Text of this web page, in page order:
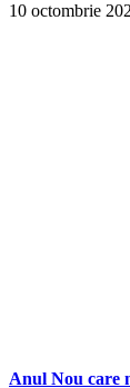
10 octombrie
Anul Nou care